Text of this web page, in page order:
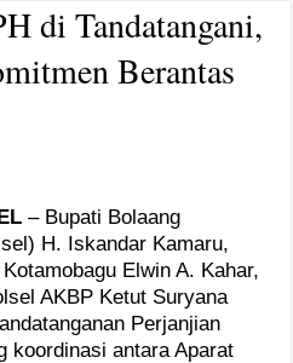
di Tandatangani,
Berantas
– Bupati Bolaang
H. Iskandar Kamaru,
Elwin A. Kahar,
AKBP Ketut Suryana
Perjanjian
koordinasi antara Aparat